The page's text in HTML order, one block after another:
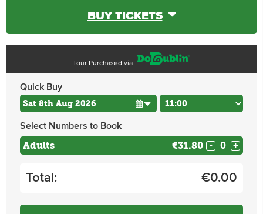
BUY TICKETS
Tour Purchased via
Quick Buy
Select Numbers to Book
Adults €31.80 - +
Total: €0.00